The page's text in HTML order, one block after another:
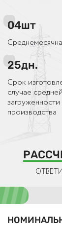
04шт
25дн.
Срок
случае средней
загруженности
производства